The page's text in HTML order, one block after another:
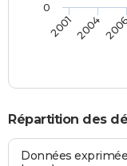
20012004
0
Répartition des
Données